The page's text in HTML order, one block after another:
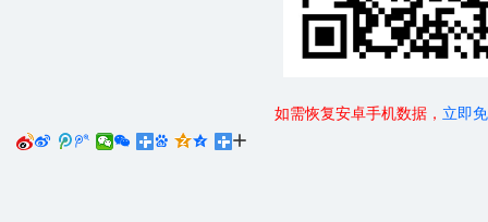
如需恢复安卓手机数据， 立即
     